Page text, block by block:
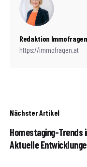
Redaktion
https://immofragen.at
Nächster Artikel
Homestaging-Trends
Aktuelle